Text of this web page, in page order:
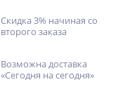
Скидка 3% начиная со
второго заказа
Возможна доставка
«Сегодня на сегодня»